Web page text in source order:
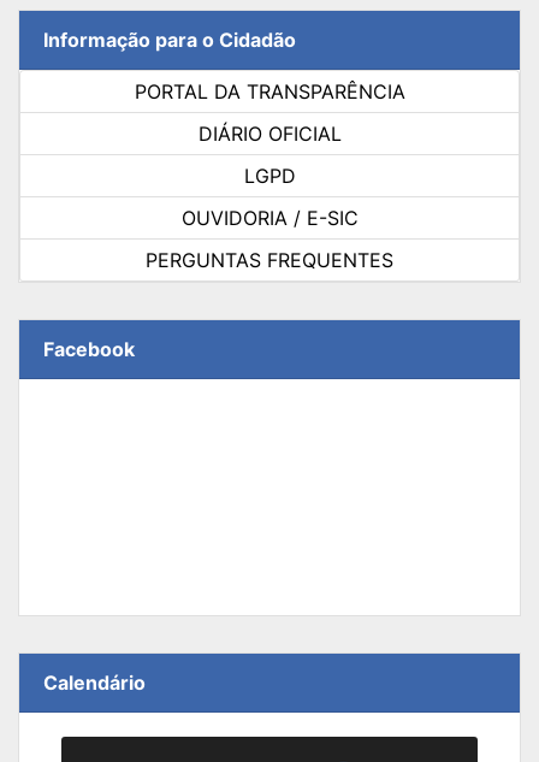
Informação para o Cidadão
PORTAL DA TRANSPARÊNCIA
DIÁRIO OFICIAL
LGPD
OUVIDORIA / E-SIC
PERGUNTAS FREQUENTES
Facebook
Calendário